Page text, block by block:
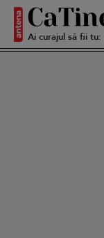
Ai curajul să fii tu: